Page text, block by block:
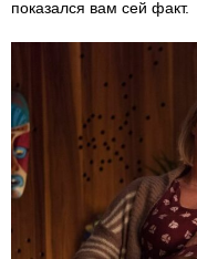
показался вам сей факт.